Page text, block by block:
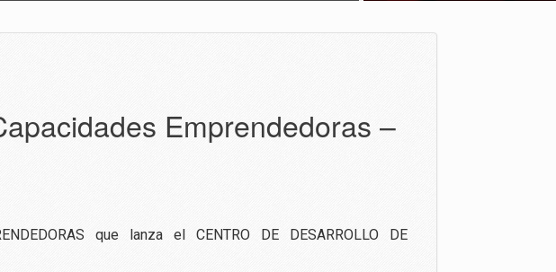
Emprendedoras –
que lanza el CENTRO DE DESARROLLO DE